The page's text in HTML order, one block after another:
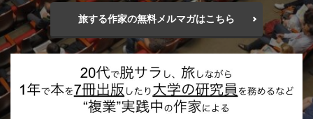
旅する作家の無料メルマガはこちら